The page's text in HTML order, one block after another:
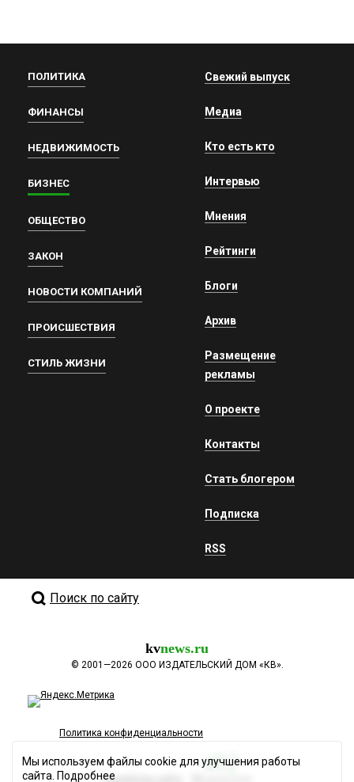
ПОЛИТИКА
ФИНАНСЫ
НЕДВИЖИМОСТЬ
БИЗНЕС
ОБЩЕСТВО
ЗАКОН
НОВОСТИ КОМПАНИЙ
ПРОИСШЕСТВИЯ
СТИЛЬ ЖИЗНИ
Свежий выпуск
Медиа
Кто есть кто
Интервью
Мнения
Рейтинги
Блоги
Архив
Размещение
рекламы
О проекте
Контакты
Стать блогером
Подписка
RSS
Поиск по сайту
kvnews.ru
© 2001—2026 ООО ИЗДАТЕЛЬСКИЙ ДОМ «КВ».
Политика конфиденциальности
Разработка сайта
Мы используем файлы cookie для улучшения работы
сайта. Подробнее